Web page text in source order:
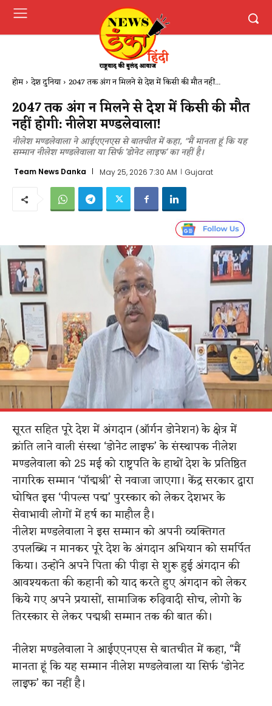
होम देश दुनिया 2047 तक अंग न मिलने से देश में किसी की मौत नहीं...
2047 तक अंग न मिलने से देश में किसी की मौत
नहीं होगी: नीलेश मण्डलेवाला!
नीलेश मण्डलेवाला ने आईएएनएस से बातचीत में कहा, "मैं मानता हूं कि यह
सम्मान नीलेश मण्डलेवाला या सिर्फ 'डोनेट लाइफ' का नहीं है।
Team News Danka May 25, 2026 7:30 AM Gujarat
सूरत सहित पूरे देश में अंगदान (ऑर्गन डोनेशन) के क्षेत्र में
क्रांति लाने वाली संस्था ‘डोनेट लाइफ’ के संस्थापक नीलेश
मण्डलेवाला को 25 मई को राष्ट्रपति के हाथों देश के प्रतिष्ठित
नागरिक सम्मान ‘पॉद्मश्री’ से नवाजा जाएगा। केंद्र सरकार द्वारा
घोषित इस ‘पीपल्स पद्म’ पुरस्कार को लेकर देशभर के
सेवाभावी लोगों में हर्ष का माहौल है।
नीलेश मण्डलेवाला ने इस सम्मान को अपनी व्यक्तिगत
उपलब्धि न मानकर पूरे देश के अंगदान अभियान को समर्पित
किया। उन्होंने अपने पिता की पीड़ा से शुरू हुई अंगदान की
आवश्यकता की कहानी को याद करते हुए अंगदान को लेकर
किये गए अपने प्रयासों, सामाजिक रुढ़िवादी सोच, लोगो के
तिरस्कार से लेकर पद्मश्री सम्मान तक की बात की।
नीलेश मण्डलेवाला ने आईएएनएस से बातचीत में कहा, “मैं
मानता हूं कि यह सम्मान नीलेश मण्डलेवाला या सिर्फ ‘डोनेट
लाइफ’ का नहीं है।